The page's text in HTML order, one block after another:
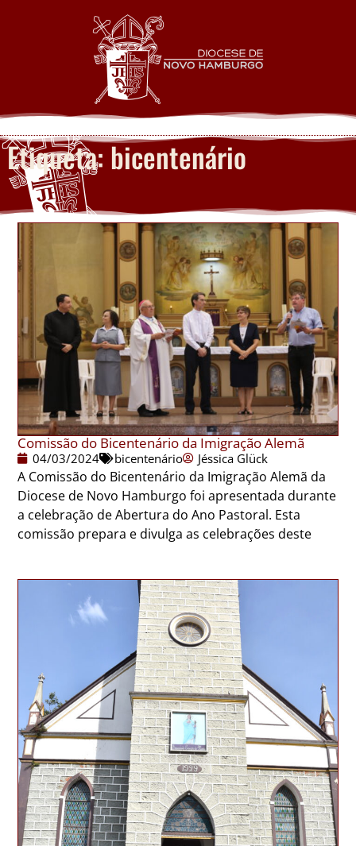
Etiqueta: bicentenário
Comissão do Bicentenário da Imigração Alemã
04/03/2024 bicentenário Jéssica Glück
A Comissão do Bicentenário da Imigração Alemã da
Diocese de Novo Hamburgo foi apresentada durante
a celebração de Abertura do Ano Pastoral. Esta
comissão prepara e divulga as celebrações deste